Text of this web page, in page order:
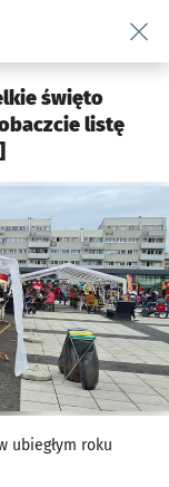
Dla mieszkańca
święto
listę
ubiegłym roku